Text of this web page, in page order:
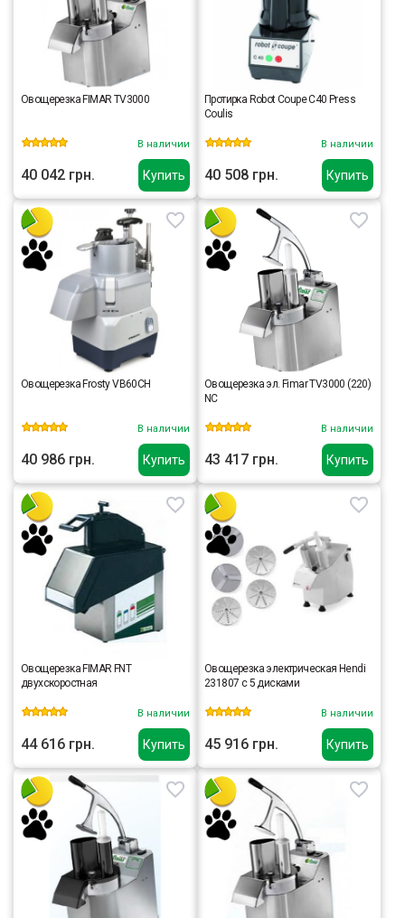
Купить
Овощерезка FIMAR TV3000
В наличии
40 042 грн. Купить
Протирка Robot Coupe C40 Press
Coulis
В наличии
40 508 грн.
Купить
Овощерезка Frosty VB60CH
В наличии
40 986 грн. Купить
Овощерезка эл. Fimar TV3000 (220)
NC
В наличии
43 417 грн.
Купить
Овощерезка FIMAR FNT
двухскоростная
В наличии
44 616 грн. Купить
Овощерезка электрическая Hendi
231807 с 5 дисками
В наличии
45 916 грн.